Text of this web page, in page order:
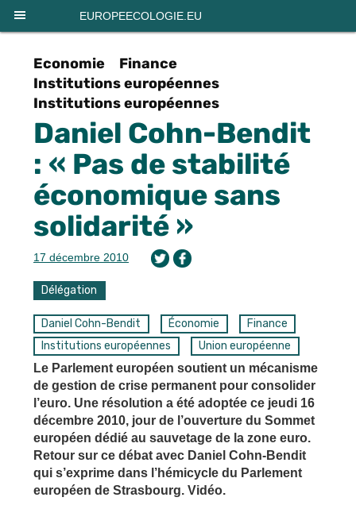
EUROPEECOLOGIE.EU
Economie
Finance
Institutions européennes
Institutions européennes
Daniel Cohn-Bendit
: « Pas de stabilité
économique sans
solidarité »
17 décembre 2010
Délégation
Daniel Cohn-Bendit Économie
Finance
Institutions européennes
Union européenne
Le Parlement européen soutient un mécanisme
de gestion de crise permanent pour consolider
l’euro. Une résolution a été adoptée ce jeudi 16
décembre 2010, jour de l’ouverture du Sommet
européen dédié au sauvetage de la zone euro.
Retour sur ce débat avec Daniel Cohn-Bendit
qui s’exprime dans l’hémicycle du Parlement
européen de Strasbourg. Vidéo.